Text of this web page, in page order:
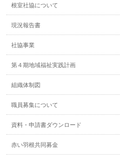
根室社協について
現況報告書
社協事業
第４期地域福祉実践計画
組織体制図
職員募集について
資料・申請書ダウンロード
赤い羽根共同募金